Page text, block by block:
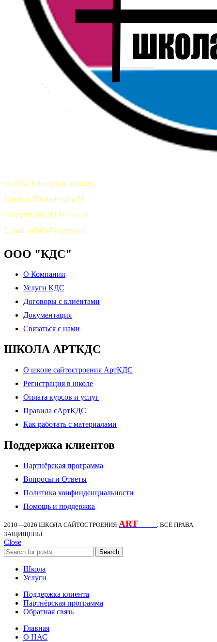
612316, Кировская область,
Кикнур, Пижанчурга 58
Телефон: 8(928)307-92-28
E-mail: artkds@yandex.ru
ООО "КДС"
О Компании
Услуги КДС
Договоры с клиентами
Документация
Связаться с нами
ШКОЛА АРТКДС
О школе сайтостроения АртКДС
Регистрация в школе
Оплата курсов и услуг
Правила сАртКДС
Как работать с материалами
Поддержка клиентов
Партнёрская программа
Вопросы и Ответы
Политика конфинденциальности
Помощь и поддержка
2010—2026 ШКОЛА САЙТОСТРОЕНИЯ ART
. ВСЕ ПРАВА
ЗАЩИЩЕНЫ.
Close
Search
Школа
Услуги
Поддержка клиента
Партнёрская программа
Обратная связь
Главная
О НАС